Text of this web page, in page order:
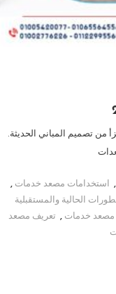
من تصميم المباني الحديثة.
, استخدامات مصعد خدمات ,
الحالية والمستقبلية
مصعد خدمات , تعريف مصعد